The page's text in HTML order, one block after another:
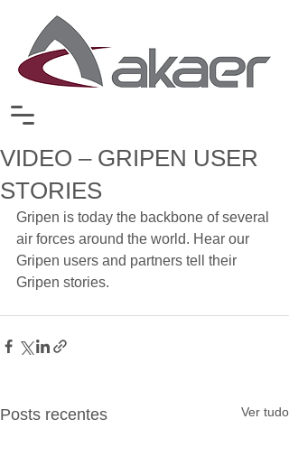
VIDEO – GRIPEN USER
STORIES
Gripen is today the backbone of several
air forces around the world. Hear our
Gripen users and partners tell their
Gripen stories.
Posts recentes Ver tudo